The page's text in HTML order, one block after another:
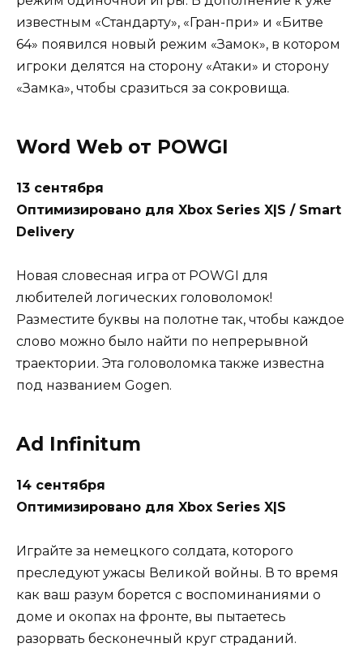
известным «Стандарту», «Гран-при» и «Битве
64» появился новый режим «Замок», в котором
игроки делятся на сторону «Атаки» и сторону
«Замка», чтобы сразиться за сокровища.
Word Web от POWGI
13 сентября
Оптимизировано для Xbox Series X|S / Smart
Delivery
Новая словесная игра от POWGI для
любителей логических головоломок!
Разместите буквы на полотне так, чтобы каждое
слово можно было найти по непрерывной
траектории. Эта головоломка также известна
под названием Gogen.
Ad Infinitum
14 сентября
Оптимизировано для Xbox Series X|S
Играйте за немецкого солдата, которого
преследуют ужасы Великой войны. В то время
как ваш разум борется с воспоминаниями о
доме и окопах на фронте, вы пытаетесь
разорвать бесконечный круг страданий.